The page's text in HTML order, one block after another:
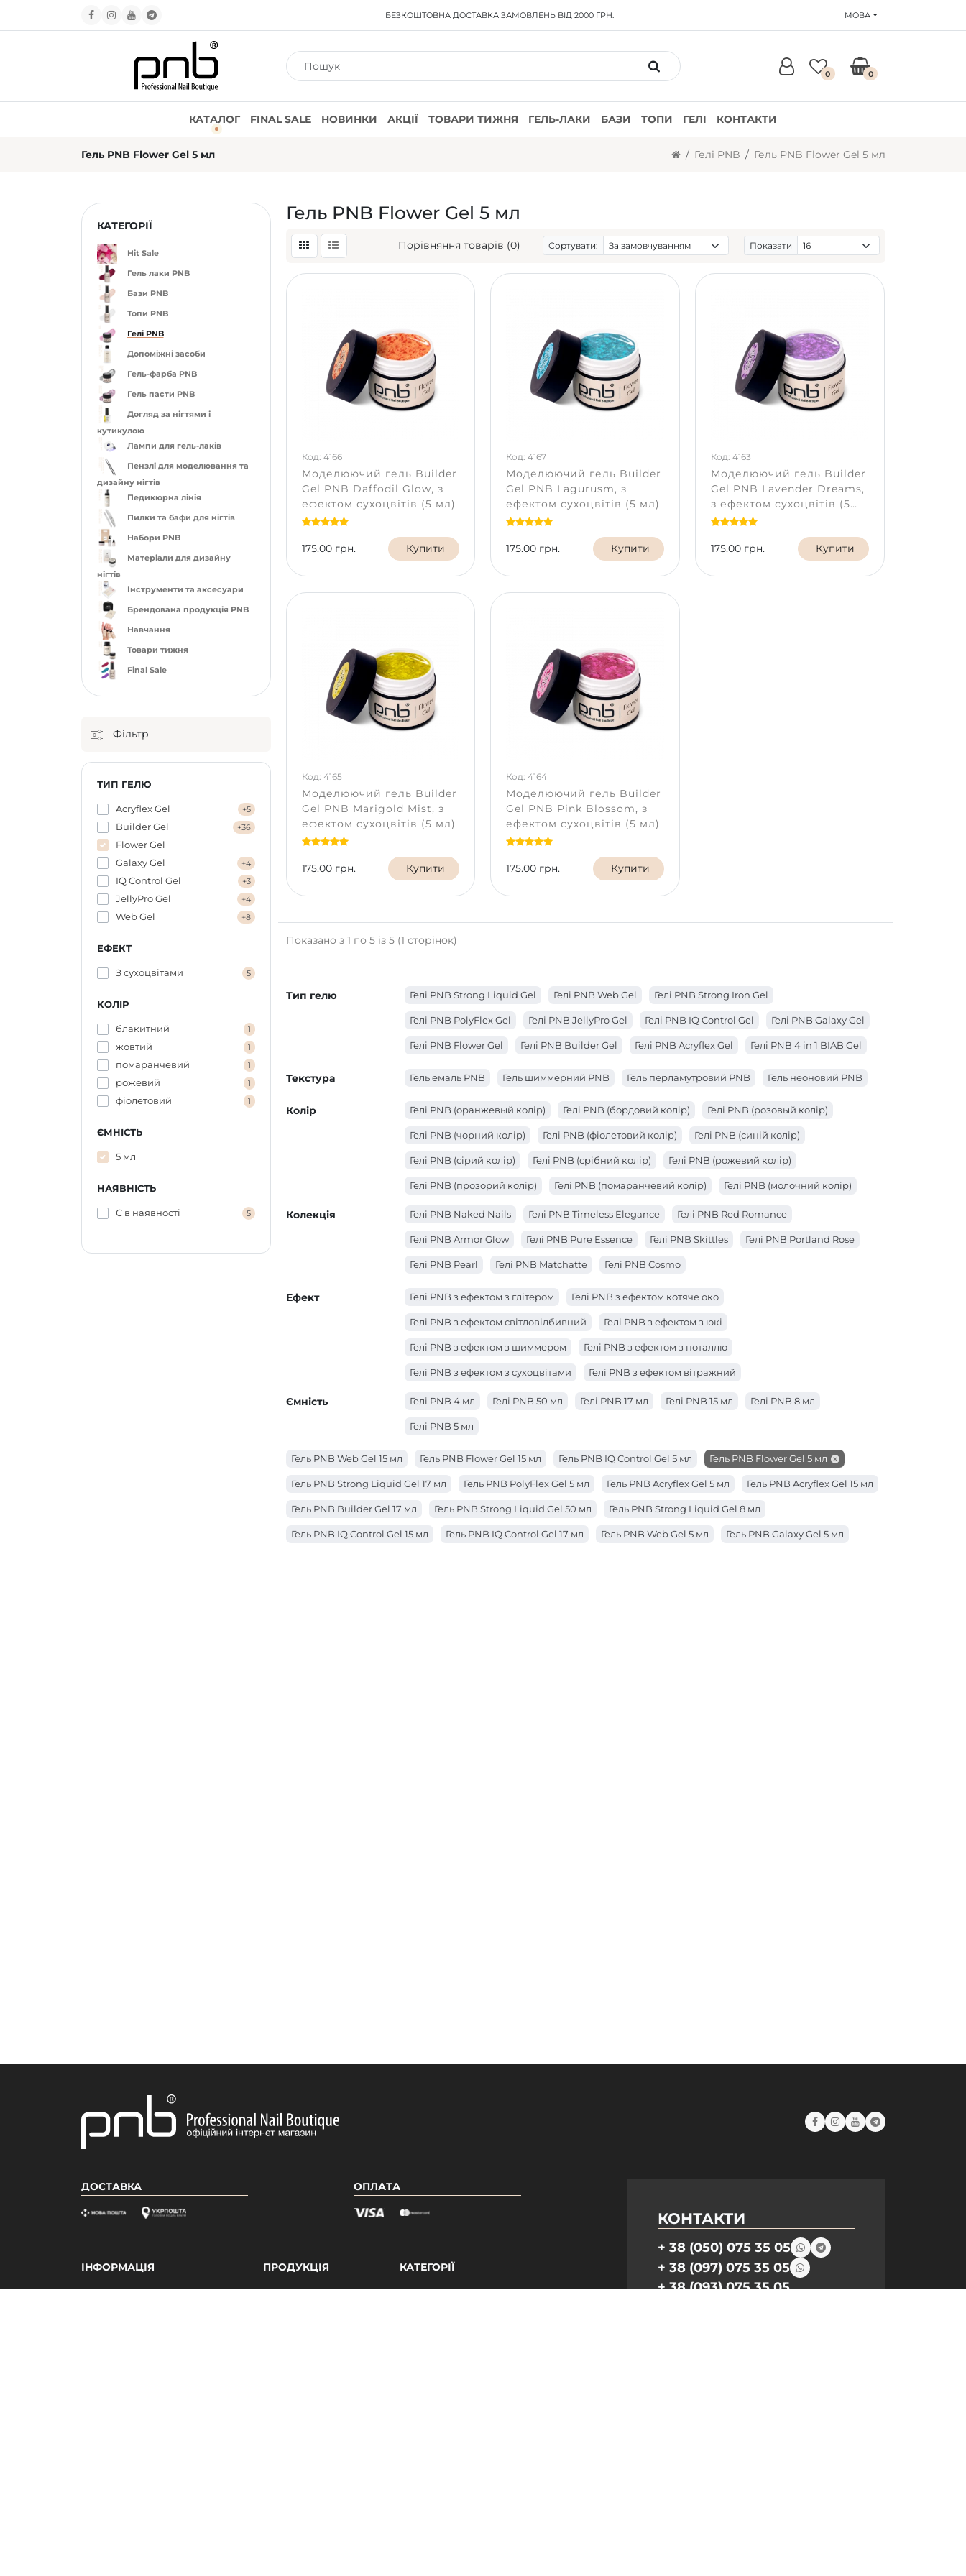
БЕЗКОШТОВНА ДОСТАВКАЗАМОВЛЕНЬ ВІД 2000 ГРН. МОВА
0 0
КАТАЛОГ FINAL SALE НОВИНКИ АКЦІЇ ТОВАРИ ТИЖНЯ ГЕЛЬ-ЛАКИ БАЗИ ТОПИ ГЕЛІ КОНТАКТИ
Гель PNB Flower Gel 5 мл Гелі PNB Гель PNB Flower Gel 5 мл
КАТЕГОРІЇ
Hit Sale
Гель лаки PNB
Бази PNB
Топи PNB
Гелі PNB
Допоміжні засоби
Гель-фарба PNB
Гель пасти PNB
Догляд за нігтями і
кутикулою
Лампи для гель-лаків
Пензлі для моделювання та
дизайну нігтів
Педикюрна лінія
Пилки та бафи для нігтів
Набори PNB
Матеріали для дизайну
нігтів
Інструменти та аксесуари
Брендована продукція PNB
Навчання
Товари тижня
Final Sale
Фільтр
ТИП ГЕЛЮ
Acryflex Gel +5
Builder Gel +36
Flower Gel
Galaxy Gel
+4
IQ Control Gel +3
JellyPro Gel +4
Web Gel +8
ЕФЕКТ
З сухоцвітами 5
КОЛІР
блакитний 1
жовтий 1
помаранчевий 1
рожевий 1
фіолетовий 1
ЄМНІСТЬ
5 мл
НАЯВНІСТЬ
Є в наявності 5
Гель PNB Flower Gel 5 мл
Порівняння товарів (0) Сортувати: Показати
Код: 4166
Моделюючий гель Builder
Gel PNB Daffodil Glow, з
ефектом сухоцвітів (5 мл)
175.00 грн. Купити
Код: 4167
Моделюючий гель Builder
Gel PNB Lagurusm, з
ефектом сухоцвітів (5 мл)
175.00 грн. Купити
Код: 4163
Моделюючий гель Builder
Gel PNB Lavender Dreams,
з ефектом сухоцвітів (5
мл)
175.00 грн. Купити
Код: 4165
Моделюючий гель Builder
Gel PNB Marigold Mist, з
ефектом сухоцвітів (5 мл)
175.00 грн. Купити
Код: 4164
Моделюючий гель Builder
Gel PNB Pink Blossom, з
ефектом сухоцвітів (5 мл)
175.00 грн. Купити
Показано з 1 по 5 із 5 (1 сторінок)
Тип гелю Гелі PNB Strong Liquid Gel Гелі PNB Web Gel Гелі PNB Strong Iron Gel
Гелі PNB PolyFlex Gel Гелі PNB JellyPro Gel Гелі PNB IQ Control Gel Гелі PNB Galaxy Gel
Гелі PNB Flower Gel Гелі PNB Builder Gel Гелі PNB Acryflex Gel Гелі PNB 4 in 1 BIAB Gel
Текстура Гель емаль PNB Гель шиммерний PNB Гель перламутровий PNB Гель неоновий PNB
Колір Гелі PNB (оранжевый колір) Гелі PNB (бордовий колір) Гелі PNB (розовый колір)
Гелі PNB (чорний колір) Гелі PNB (фіолетовий колір) Гелі PNB (синій колір)
Гелі PNB (сірий колір) Гелі PNB (срібний колір) Гелі PNB (рожевий колір)
Гелі PNB (прозорий колір) Гелі PNB (помаранчевий колір) Гелі PNB (молочний колір)
Гелі PNB (червоний колір) Гелі PNB (коричневий колір) Гелі PNB (кораловий колір)
Гелі PNB (золотий колір) Гелі PNB (зелений колір) Гелі PNB (жовтий колір)
Гелі PNB (блакитний колір) Гелі PNB (білий колір)
Колекція Гелі PNB Naked Nails Гелі PNB Timeless Elegance Гелі PNB Red Romance
Гелі PNB Armor Glow Гелі PNB Pure Essence Гелі PNB Skittles Гелі PNB Portland Rose
Гелі PNB Pearl Гелі PNB Matchatte Гелі PNB Cosmo
Ефект Гелі PNB з ефектом з глітером Гелі PNB з ефектом котяче око
Гелі PNB з ефектом світловідбивний Гелі PNB з ефектом з юкі
Гелі PNB з ефектом з шиммером Гелі PNB з ефектом з поталлю
Гелі PNB з ефектом з сухоцвітами Гелі PNB з ефектом вітражний
Ємність Гелі PNB 4 мл Гелі PNB 50 мл Гелі PNB 17 мл Гелі PNB 15 мл Гелі PNB 8 мл
Гелі PNB 5 мл
Гель PNB Web Gel 15 мл Гель PNB Flower Gel 15 мл Гель PNB IQ Control Gel 5 мл Гель PNB Flower Gel 5 мл
Гель PNB Strong Liquid Gel 17 мл Гель PNB PolyFlex Gel 5 мл Гель PNB Acryflex Gel 5 мл Гель PNB Acryflex Gel 15 мл
Гель PNB Builder Gel 17 мл Гель PNB Strong Liquid Gel 50 мл Гель PNB Strong Liquid Gel 8 мл
Гель PNB IQ Control Gel 15 мл Гель PNB IQ Control Gel 17 мл Гель PNB Web Gel 5 мл Гель PNB Galaxy Gel 5 мл
ДОСТАВКА ОПЛАТА
ІНФОРМАЦІЯ ПРОДУКЦІЯ КАТЕГОРІЇ
КОНТАКТИ
+ 38 (050) 075 35 05
+ 38 (097) 075 35 05
+ 38 (093) 075 35 05